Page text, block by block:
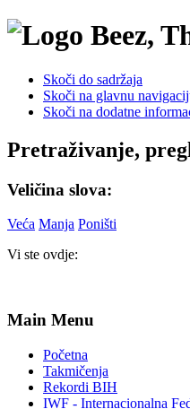
Skoči do sadržaja
Skoči na glavnu
Skoči na dodatne
Pretraživanje,
Veličina slova:
Veća Manja Poništi
Vi ste ovdje:
Main Menu
Početna
Takmičenja
Rekordi BIH
IWF - Internacionalna